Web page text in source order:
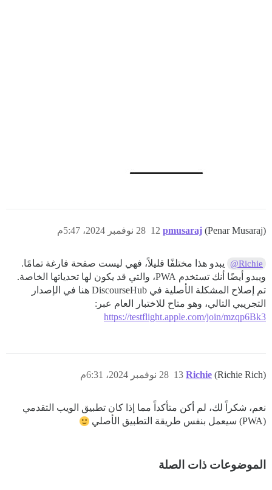
pmusaraj (Penar Musaraj) 28 نوفمبر 2024، 5:47م 12
@Richie
يبدو هذا مختلفًا قليلاً، فهي ليست صفحة فارغة تمامًا.
ويبدو أيضًا أنك تستخدم PWA، والتي قد يكون لها تحدياتها الخاصة.
تم إصلاح المشكلة الأصلية في DiscourseHub هنا في الإصدار
التجريبي التالي، وهو متاح للاختبار العام عبر:
https://testflight.apple.com/join/mzqp6Bk3
Richie (Richie Rich) 28 نوفمبر 2024، 6:31م 13
نعم، شكراً لك، لم أكن متأكداً مما إذا كان تطبيق الويب التقدمي
(PWA) سيعمل بنفس طريقة التطبيق الأصلي
الموضوعات ذات الصلة